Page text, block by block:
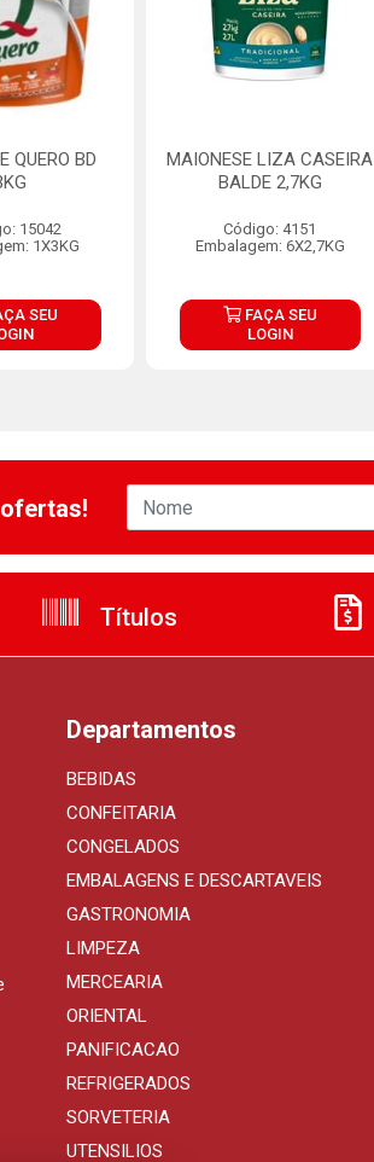
QUERO BD
15042
1X3KG
SEU
MAIONESE LIZA CASEIRA
BALDE 2,7KG
Código: 4151
Embalagem: 6X2,7KG
FAÇA SEU
LOGIN
Títulos
Departamentos
BEBIDAS
CONFEITARIA
CONGELADOS
EMBALAGENS E DESCARTAVEIS
GASTRONOMIA
LIMPEZA
MERCEARIA
ORIENTAL
PANIFICACAO
REFRIGERADOS
SORVETERIA
UTENSILIOS